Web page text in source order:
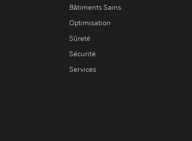
Bâtiments Sains
Optimisation
Sûreté
Sécurité
Services